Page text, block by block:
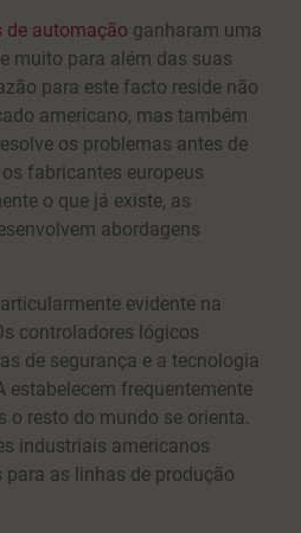
de automação ganharam uma
muito para além das suas
para este facto reside não
americano, mas também
os problemas antes de
fabricantes europeus
o que já existe, as
abordagens
evidente na
controladores lógicos
de segurança e a tecnologia
estabelecem frequentemente
o resto do mundo se orienta.
industriais americanos
as linhas de produção